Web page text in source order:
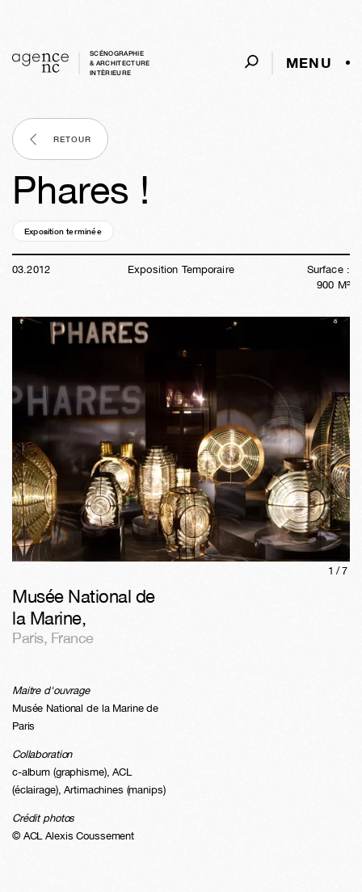
SCÉNOGRAPHIE
& ARCHITECTURE
INTÈRIEURE
MENU
RETOUR
Phares !
Exposition terminée
03.2012 Exposition Temporaire
Surface :
900 M²
1/7
Musée National de
la Marine,
Paris, France
Maitre d'ouvrage
Musée National de la Marine de
Paris
Collaboration
c-album (graphisme), ACL
(éclairage), Artimachines (manips)
Crédit photos
© ACL Alexis Coussement